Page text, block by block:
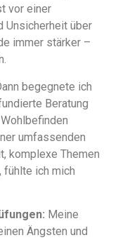
vor einer
Unsicherheit über
immer stärker –
begegnete ich
Beratung
umfassenden
komplexe Themen
fühlte ich mich
Meine
Ängsten und